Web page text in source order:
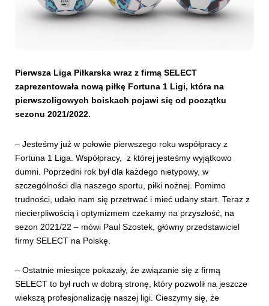
Pierwsza Liga Piłkarska wraz z firmą SELECT
zaprezentowała nową piłkę Fortuna 1 Ligi, która na
pierwszoligowych boiskach pojawi się od początku
sezonu 2021/2022.
– Jesteśmy już w połowie pierwszego roku współpracy z
Fortuna 1 Liga. Współpracy, z której jesteśmy wyjątkowo
dumni. Poprzedni rok był dla każdego nietypowy, w
szczególności dla naszego sportu, piłki nożnej. Pomimo
trudności, udało nam się przetrwać i mieć udany start. Teraz z
niecierpliwością i optymizmem czekamy na przyszłość, na
sezon 2021/22 – mówi Paul Szostek, główny przedstawiciel
firmy SELECT na Polskę.
– Ostatnie miesiące pokazały, że związanie się z firmą
SELECT to był ruch w dobrą stronę, który pozwolił na jeszcze
wiekszą profesjonalizację naszej ligi. Cieszymy się, że